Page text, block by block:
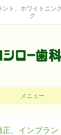
ト、ホワイトニン
ク
メニュー
、インプラ